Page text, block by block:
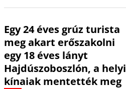
Egy 24 éves grúz turista
meg akart erőszakolni
egy 18 éves lányt
Hajdúszoboszlón, a helyi
kínaiak mentették meg